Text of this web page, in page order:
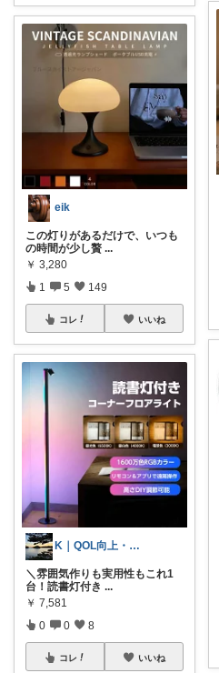
eik
この灯りがあるだけで、いつも
の時間が少し贅 ...
￥ 3,280
1 5 149
コレ いいね
K｜QOL向上・良品選定室
＼雰囲気作りも実用性もこれ1
台！読書灯付き ...
￥ 7,581
0 0 8
コレ いいね